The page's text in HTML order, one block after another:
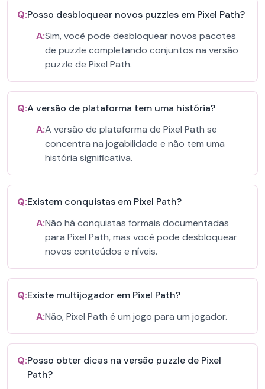
Q:Posso desbloquear novos puzzles em Pixel Path?
A:Sim, você pode desbloquear novos pacotes
de puzzle completando conjuntos na versão
puzzle de Pixel Path.
Q:A versão de plataforma tem uma história?
A:A versão de plataforma de Pixel Path se
concentra na jogabilidade e não tem uma
história significativa.
Q:Existem conquistas em Pixel Path?
A:Não há conquistas formais documentadas
para Pixel Path, mas você pode desbloquear
novos conteúdos e níveis.
Q:Existe multijogador em Pixel Path?
A:Não, Pixel Path é um jogo para um jogador.
Q:Posso obter dicas na versão puzzle de Pixel
Path?